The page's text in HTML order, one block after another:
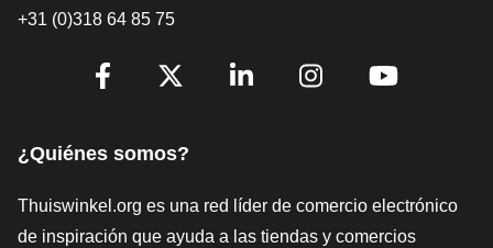
+31 (0)318 64 85 75
[_General:SocialMediaTitle]
¿Quiénes somos?
Thuiswinkel.org es una red líder de comercio electrónico
de inspiración que ayuda a las tiendas y comercios